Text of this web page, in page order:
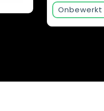
Onbewerkt